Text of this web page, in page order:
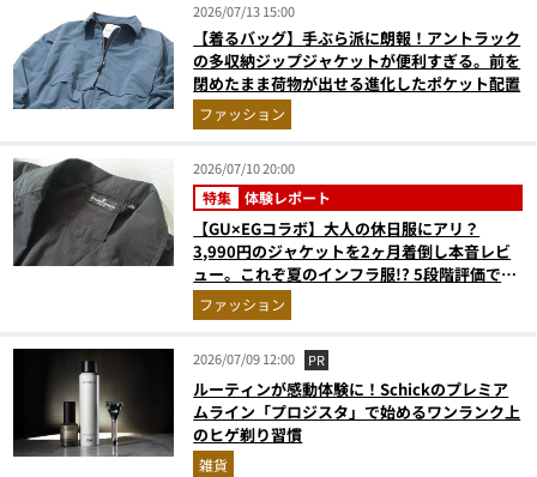
2026/07/13 15:00
【着るバッグ】手ぶら派に朗報！アントラック
の多収納ジップジャケットが便利すぎる。前を
閉めたまま荷物が出せる進化したポケット配置
ファッション
2026/07/10 20:00
特集 体験レポート
【GU×EGコラボ】大人の休日服にアリ？
3,990円のジャケットを2ヶ月着倒し本音レビ
ュー。これぞ夏のインフラ服!? 5段階評価で採
点ファッション
2026/07/09 12:00 PR
ルーティンが感動体験に！Schickのプレミア
ムライン「プロジスタ」で始めるワンランク上
のヒゲ剃り習慣
雑貨